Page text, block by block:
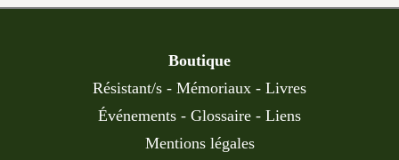
Boutique
Résistant/s - Mémoriaux - Livres
Événements - Glossaire - Liens
Mentions légales